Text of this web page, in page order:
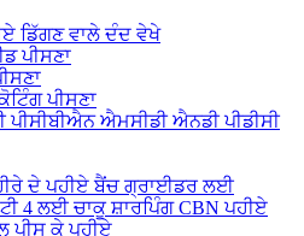
ਡਿੱਗਣ ਵਾਲੇ ਦੰਦ ਵੇਖੇ
ਪੀਸਣਾ
ਪੀਸਣਾ
ਪੀਸੀਬੀਐਨ ਐਮਸੀਡੀ ਐਨਡੀ ਪੀਡੀਸੀ
ਦੇ ਪਹੀਏ ਬੈਂਚ ਗ੍ਰਾਈਡਰ ਲਈ
4 ਲਈ ਚਾਕੂ ਸ਼ਾਰਪਿੰਗ CBN ਪਹੀਏ
ਪੀਸ ਕੇ ਪਹੀਏ